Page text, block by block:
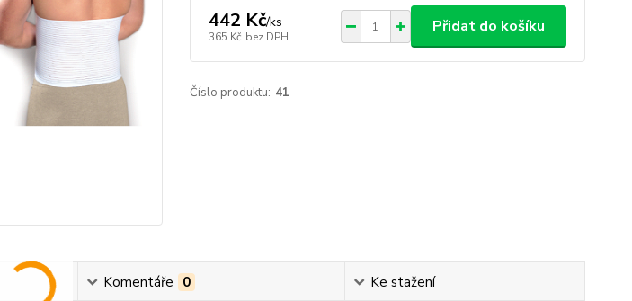
442 Kč/ks
365 Kč bez DPH
Přidat do košíku
Číslo produktu: 41
Komentáře 0 Ke stažení